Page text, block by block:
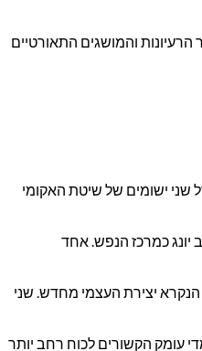
והמושגים התאורטיים
שני ישומים של שיטת האקומי
יונג כמרכז הנפש. אחד
הנקרא יצירת העצמי מחדש. שני
עומק הקשורים לכוח רחב יותר